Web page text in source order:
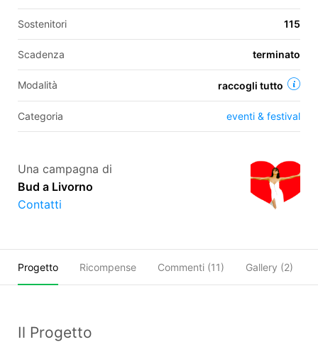
Sostenitori 115
Scadenza terminato
Modalità raccogli tutto
Categoria eventi & festival
Una campagna di
Bud a Livorno
Contatti
Progetto Ricompense Commenti (11) Gallery (2)
Il Progetto